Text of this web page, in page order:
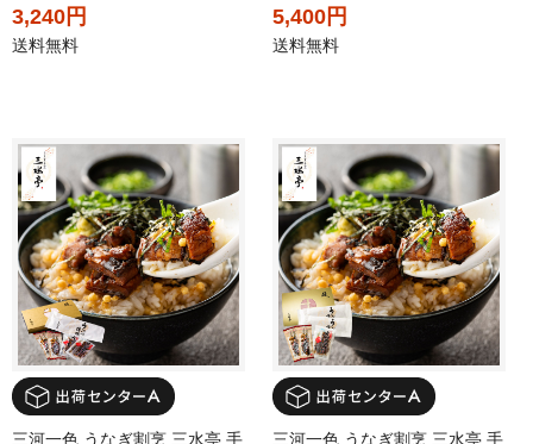
3,240円
送料無料
5,400円
送料無料
三河一色 うなぎ割烹 三水亭 手
三河一色 うなぎ割烹 三水亭 手